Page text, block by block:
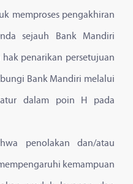
memproses pengakhiran
sejauh Bank Mandiri
penarikan persetujuan
Bank Mandiri melalui
dalam poin H pada
penolakan dan/atau
kemampuan